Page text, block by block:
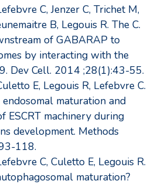
C, Jenzer C, Trichet M,
B, Legouis R. The C.
of GABARAP to
by interacting with the
Dev Cell. 2014 ;28(1):43-55.
E, Legouis R, Lefebvre C.
maturation and
ESCRT machinery during
development. Methods
118.
C, Culetto E, Legouis R.
maturation?